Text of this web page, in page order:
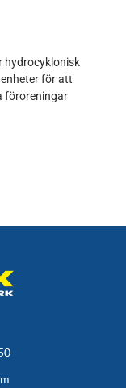
hydrocyklonisk
för att
föroreningar